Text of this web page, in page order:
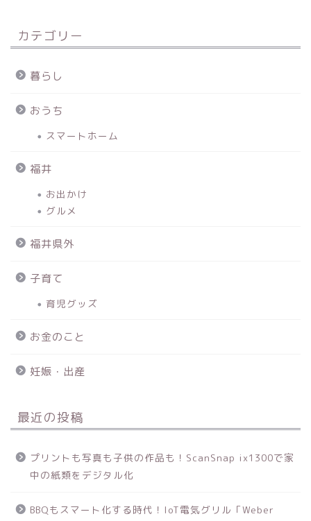
カテゴリー
暮らし
おうち
スマートホーム
福井
お出かけ
グルメ
福井県外
子育て
育児グッズ
お金のこと
妊娠・出産
最近の投稿
プリントも写真も子供の作品も！ScanSnap ix1300で家
中の紙類をデジタル化
BBQもスマート化する時代！IoT電気グリル「Weber